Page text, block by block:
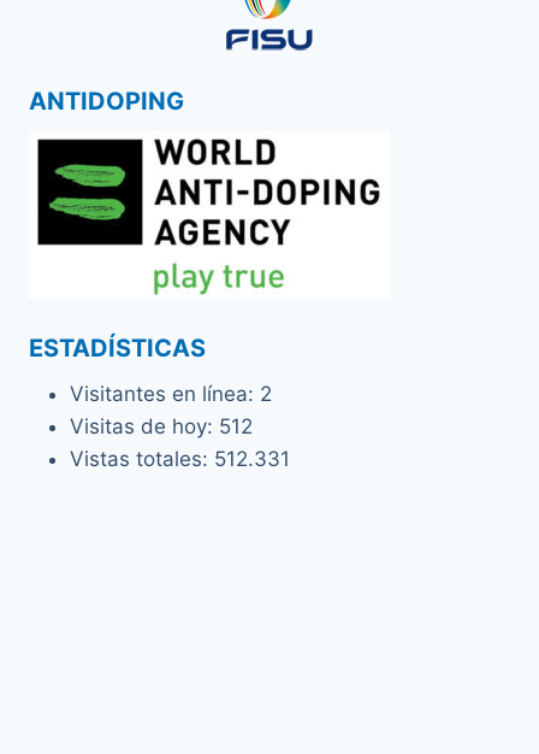
ANTIDOPING
ESTADÍSTICAS
Visitantes en línea: 2
Visitas de hoy: 512
Vistas totales: 512.331